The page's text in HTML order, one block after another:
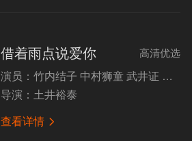
高清优选
借着雨点说爱你
演员： 竹内结子 中村狮童 武井证 大塚千弘
导演： 土井裕泰
查看详情 